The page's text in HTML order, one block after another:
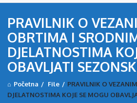
PRAVILNIK O
OBRTIMA I
DJELATNOSTIMA
OBAVLJATI
Početna / File / PRAVILNIK O
DJELATNOSTIMA KOJE SE MOGU